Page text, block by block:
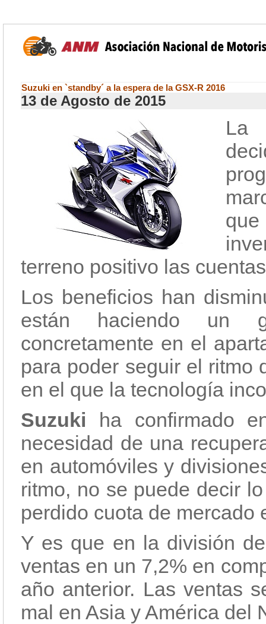
Suzuki en `standby´ a la espera de la GSX-R 2016
13 de Agosto de 2015
La
terreno positivo las
Los beneficios han
están haciendo un
concretamente en el
para poder seguir el ritmo
en el que la tecnología
Suzuki ha confirmado
necesidad de una
en automóviles y
ritmo, no se puede decir
perdido cuota de mercado
Y es que en la división
ventas en un 7,2% en
año anterior. Las ventas
mal en Asia y América del